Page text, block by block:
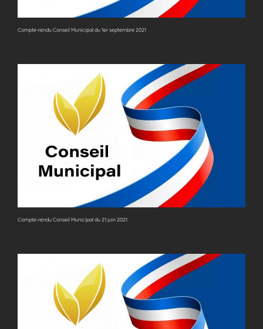
Compte-rendu Conseil Municipal du 1er septembre 2021
Compte-rendu Conseil Municipal du 21 juin 2021